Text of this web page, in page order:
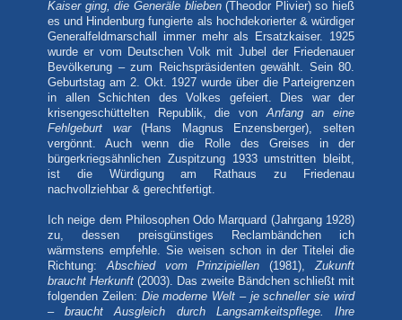
Kaiser ging, die Generäle blieben(Theodor Plivier) so hieß
es und Hindenburg fungierte als hochdekorierter & würdiger
Generalfeldmarschall immer mehr als Ersatzkaiser. 1925
wurde er vom Deutschen Volk mit Jubel der Friedenauer
Bevölkerung – zum Reichspräsidenten gewählt. Sein 80.
Geburtstag am 2. Okt. 1927 wurde über die Parteigrenzen
in allen Schichten des Volkes gefeiert. Dies war der
krisengeschüttelten Republik, die vonAnfang an eine
Fehlgeburt war(Hans Magnus Enzensberger), selten
vergönnt. Auch wenn die Rolle des Greises in der
bürgerkriegsähnlichen Zuspitzung 1933 umstritten bleibt,
ist die Würdigung am Rathaus zu Friedenau
nachvollziehbar & gerechtfertigt.
Ich neige dem Philosophen Odo Marquard (Jahrgang 1928)
zu, dessen preisgünstiges Reclambändchen ich
wärmstens empfehle. Sie weisen schon in der Titelei die
Richtung:Abschied vom Prinzipiellen (1981),Zukunft
braucht Herkunft (2003). Das zweite Bändchen schließt mit
folgenden Zeilen: Die moderne Welt – je schneller sie wird
– braucht Ausgleich durch Langsamkeitspflege. Ihre